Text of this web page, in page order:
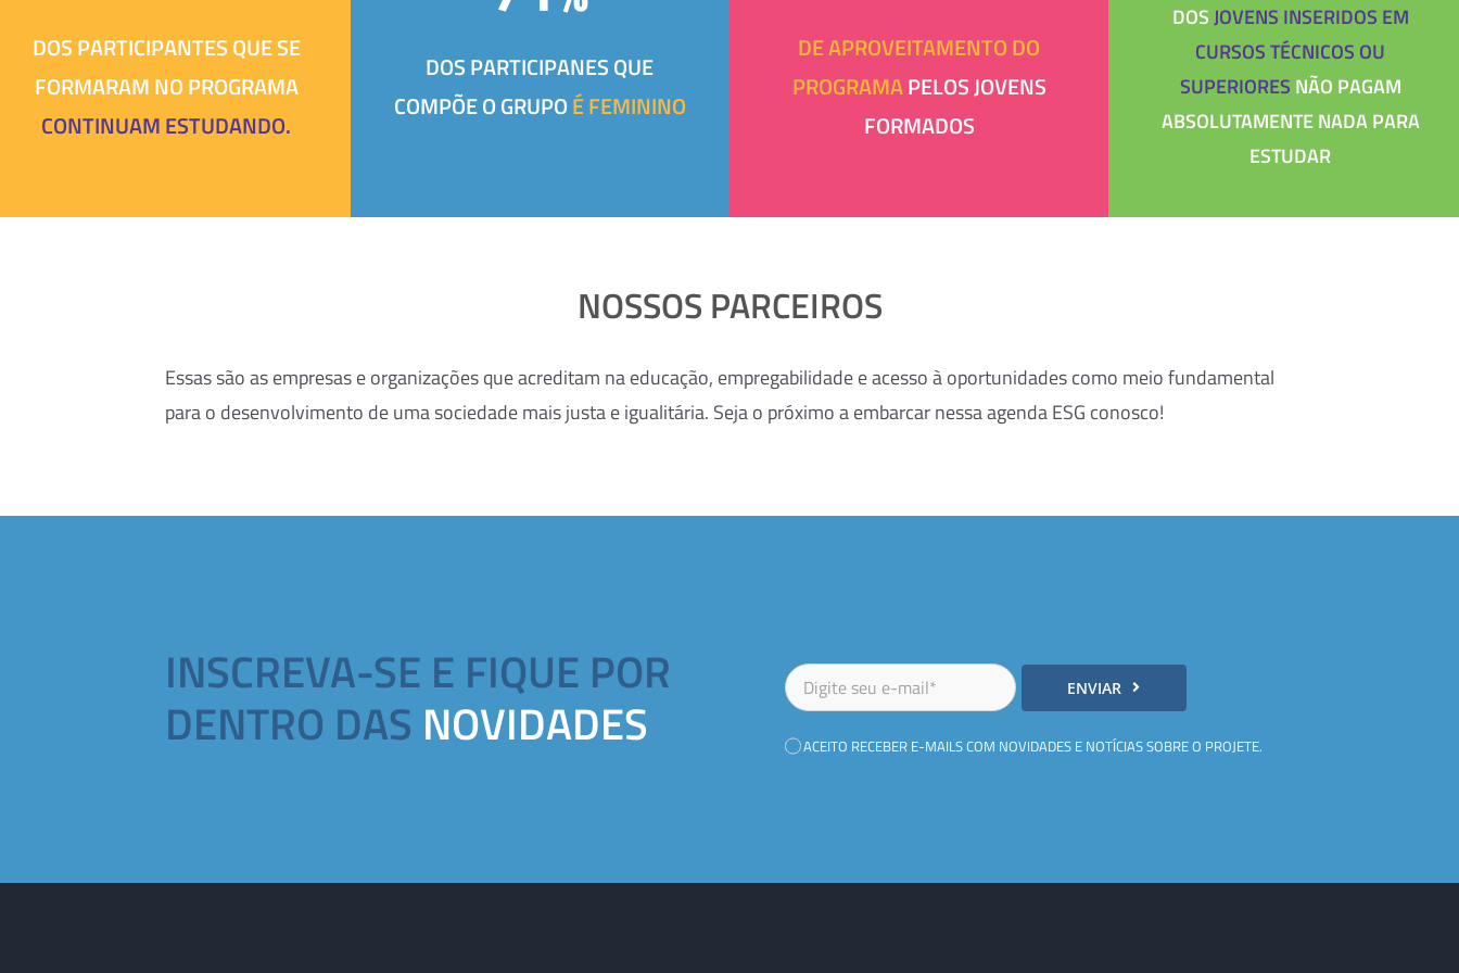
DOS PARTICIPANTES QUE SE
FORMARAM NO PROGRAMA
CONTINUAM ESTUDANDO.
DOS PARTICIPANES QUE
COMPÕE O GRUPOÉ FEMININO
DE APROVEITAMENTO DO
PROGRAMAPELOS JOVENS
FORMADOS
DOSJOVENS INSERIDOS EM
CURSOS TÉCNICOS OU
SUPERIORES NÃO PAGAM
ABSOLUTAMENTE NADA PARA
ESTUDAR
NOSSOS PARCEIROS
Essas são as empresas e organizações que acreditam na educação, empregabilidade e acesso à oportunidades como meio fundamental
para o desenvolvimento de uma sociedade mais justa e igualitária. Seja o próximo a embarcar nessa agenda ESG conosco!
INSCREVA-SE E FIQUE POR
DENTRO DAS NOVIDADES
ENVIAR
ACEITO RECEBER E-MAILS COM NOVIDADES E NOTÍCIAS SOBRE O PROJETE.